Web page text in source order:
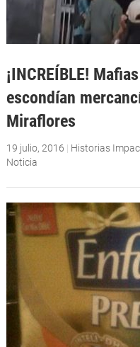
¡INCREÍBLE!
escondían
Miraflores
19 julio, 2016 | Historias
Noticia